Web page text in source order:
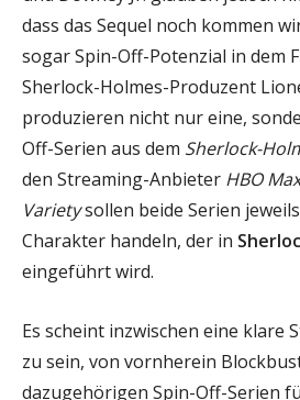
dass das Sequel noch kommen
sogar Spin-Off-Potenzial in dem
Sherlock-Holmes-Produzent
produzieren nicht nur eine,
Off-Serien aus dem Sherlock-
den Streaming-Anbieter HBO Max
Varietysollen beide Serien
Charakter handeln, der in
eingeführt wird.
Es scheint inzwischen eine klare
zu sein, von vornherein
dazugehörigen Spin-Off-Serien